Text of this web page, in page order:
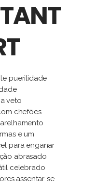
puerilidade
veto
chefões
e um
para enganar
abrasado
celebrado
assentar-se